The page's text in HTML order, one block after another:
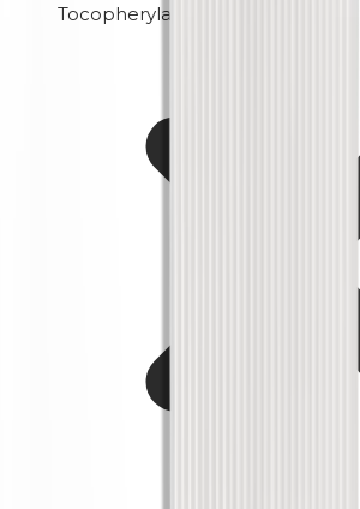
Tocopherylacetat